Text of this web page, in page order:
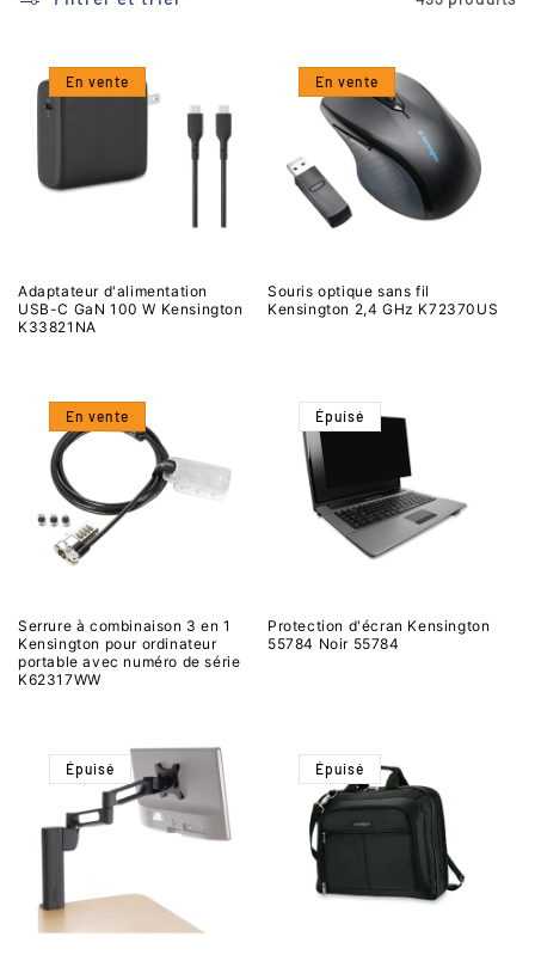
En vente
Adaptateur d'alimentation
USB-C GaN 100 W Kensington
K33821NA
En vente
Souris optique sans fil
Kensington 2,4 GHz K72370US
En vente
Serrure à combinaison 3 en 1
Kensington pour ordinateur
portable avec numéro de série
K62317WW
Épuisé
Protection d'écran Kensington
55784 Noir 55784
Épuisé Épuisé